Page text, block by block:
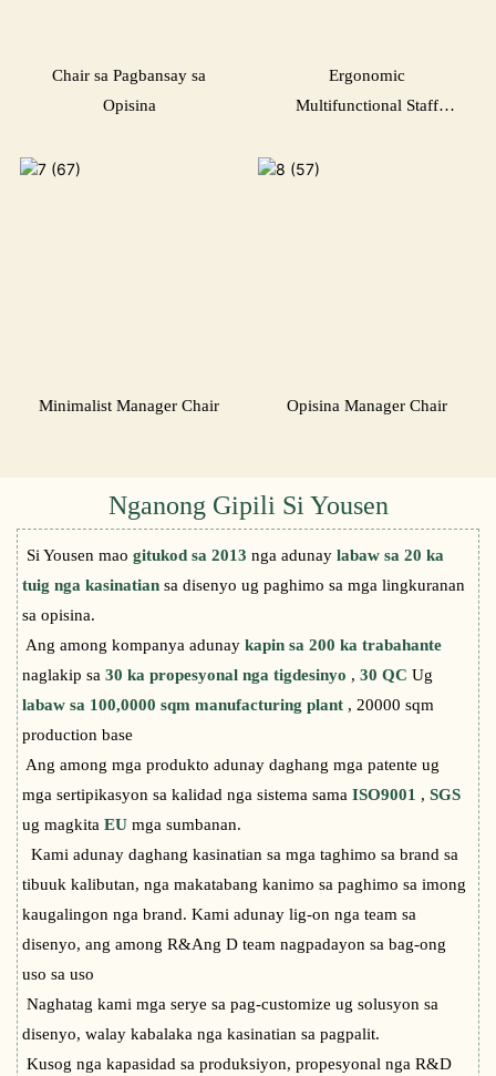
Chair sa Pagbansay sa
Opisina
Ergonomic
Multifunctional Staff
Minimalist Manager Chair Opisina Manager Chair
Nganong Gipili Si Yousen
Si Yousen maogitukod sa 2013nga adunaylabaw sa 20 ka
tuig nga kasinatiansa disenyo ug paghimo sa mga lingkuranan
sa opisina.
Ang among kompanya adunaykapin sa 200 ka trabahante
naglakip sa30 ka propesyonal nga tigdesinyo ,30 QCUg
labaw sa 100,0000 sqm manufacturing plant , 20000 sqm
production base
Ang among mga produkto adunay daghang mga patente ug
mga sertipikasyon sa kalidad nga sistema samaISO9001 ,SGS
ug magkitaEUmga sumbanan.
Kami adunay daghang kasinatian sa mga taghimo sa brand sa
tibuuk kalibutan, nga makatabang kanimo sa paghimo sa imong
kaugalingon nga brand. Kami adunay lig-on nga team sa
disenyo, ang among R&Ang D team nagpadayon sa bag-ong
uso sa uso
Naghatag kami mga serye sa pag-customize ug solusyon sa
disenyo, walay kabalaka nga kasinatian sa pagpalit.
Kusog nga kapasidad sa produksiyon, propesyonal nga R&D